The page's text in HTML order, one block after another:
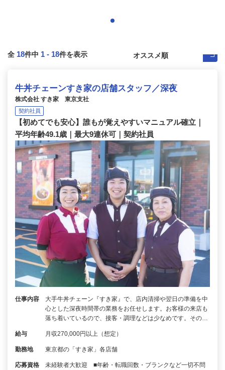
全 18件中 1 - 18件を表示
牛丼チェーンすき家の店舗スタッフ／深夜
株式会社 すき家 東京支社
契約社員
【初めてでも安心】誰もが覚えやすいマニュアル確立｜
平均年齢49.1歳｜最大9連休可｜契約社員
仕事内容
大手牛丼チェーン『すき家』で、店内清掃や翌日の準備を中
心とした深夜時間帯の業務をお任せします。お客様の来店も
落ち着いているので、接客・調理などは少なめです。その…
給与 月収270,000円以上（想定）
勤務地 東京都の「すき家」各店舗
応募資格
未経験者大歓迎 ■年齢・転職回数・ブランクなど一切不問